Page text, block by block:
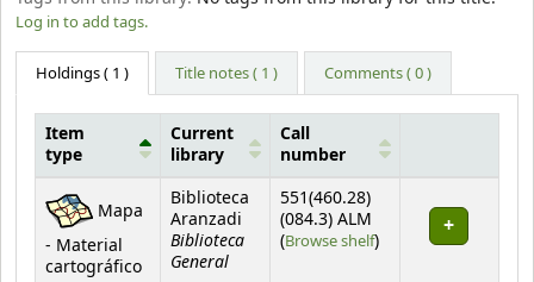
Log in to add tags.
Holdings( 1 ) Title notes ( 1 ) Comments ( 0 )
Holdings
Item
type
Current
library
Call
number
Mapa
- Material
cartográfico
Biblioteca
Aranzadi
Biblioteca
General
551(460.28)
(084.3) ALM
(Browse shelf(Opens below)
)